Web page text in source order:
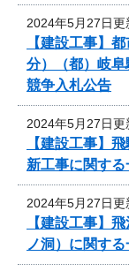
2024年5月27日更
【建設工事】
分）（都）岐
競争入札公告
2024年5月27日更
【建設工事】
新工事に関す
2024年5月27日更
【建設工事】
ノ洞）に関す